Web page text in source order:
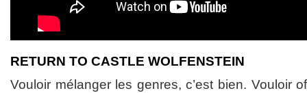
RETURN TO CASTLE WOLFENSTEIN
Vouloir mélanger les genres, c’est bien. Vouloir